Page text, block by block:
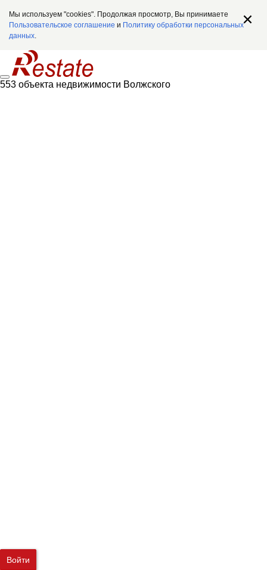
Мы используем "cookies". Продолжая просмотр, Вы принимаете
Пользовательское соглашение и Политику обработки персональных
данных.
553 объекта недвижимости Волжского
Войти